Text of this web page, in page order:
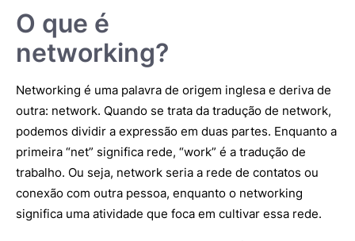
O que é
networking?
Networking é uma palavra de origem inglesa e deriva de
outra: network. Quando se trata da tradução de network,
podemos dividir a expressão em duas partes. Enquanto a
primeira “net” significa rede, “work” é a tradução de
trabalho. Ou seja, network seria a rede de contatos ou
conexão com outra pessoa, enquanto o networking
significa uma atividade que foca em cultivar essa rede.